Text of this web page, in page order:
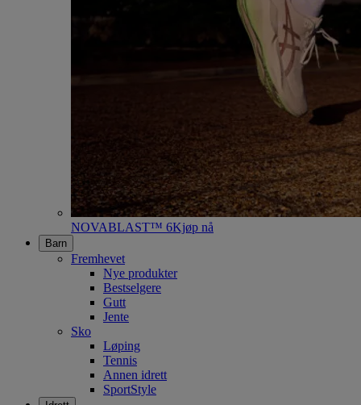
NOVABLAST™ 6Kjøp nå
Barn
Fremhevet
Nye produkter
Bestselgere
Gutt
Jente
Sko
Løping
Tennis
Annen idrett
SportStyle